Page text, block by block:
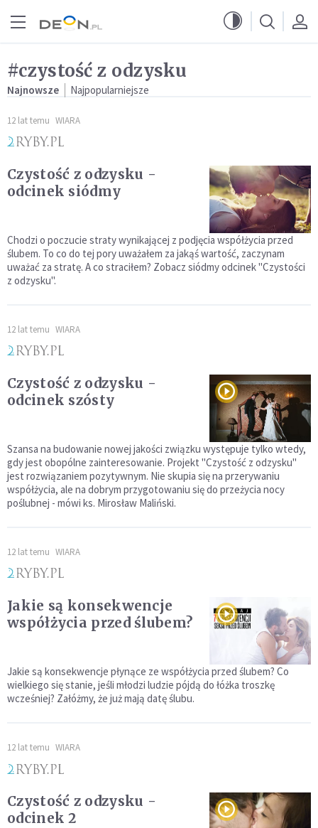
#czystość z odzysku
Najnowsze Najpopularniejsze
12 lat temu WIARA
Czystość z odzysku -
odcinek siódmy
Chodzi o poczucie straty wynikającej z podjęcia współżycia przed
ślubem. To co do tej pory uważałem za jakąś wartość, zaczynam
uważać za stratę. A co straciłem? Zobacz siódmy odcinek "Czystości
z odzysku".
12 lat temu WIARA
Czystość z odzysku -
odcinek szósty
Szansa na budowanie nowej jakości związku występuje tylko wtedy,
gdy jest obopólne zainteresowanie. Projekt "Czystość z odzysku"
jest rozwiązaniem pozytywnym. Nie skupia się na przerywaniu
współżycia, ale na dobrym przygotowaniu się do przeżycia nocy
poślubnej - mówi ks. Mirosław Maliński.
12 lat temu WIARA
Jakie są konsekwencje
współżycia przed ślubem?
Jakie są konsekwencje płynące ze współżycia przed ślubem? Co
wielkiego się stanie, jeśli młodzi ludzie pójdą do łóżka troszkę
wcześniej? Załóżmy, że już mają datę ślubu.
12 lat temu WIARA
Czystość z odzysku -
odcinek 2